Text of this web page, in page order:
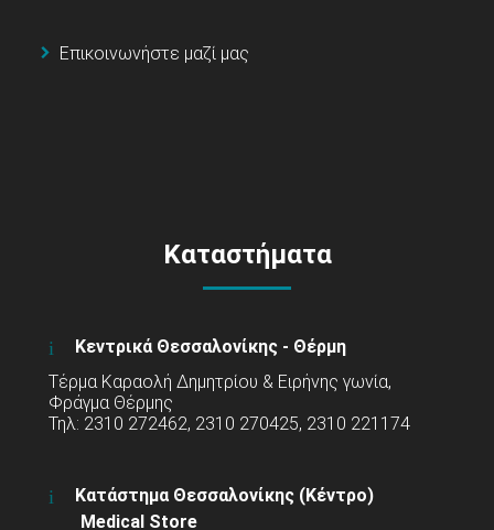
Επικοινωνήστε μαζί μας
Καταστήματα
Κεντρικά Θεσσαλονίκης - Θέρμη
Τέρμα Καραολή Δημητρίου & Ειρήνης γωνία,
Φράγμα Θέρμης
Τηλ: 2310 272462, 2310 270425, 2310 221174
Κατάστημα Θεσσαλονίκης (Κέντρο)
Medical Store